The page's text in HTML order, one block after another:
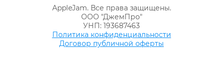
AppleJam. Все права защищены.
ООО "ДжемПро"
УНП: 193687463
Политика конфиденциальности
Договор публичной оферты